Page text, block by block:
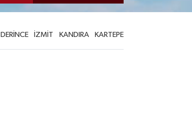
DERİNCE İZMİT KANDIRA KARTEPE